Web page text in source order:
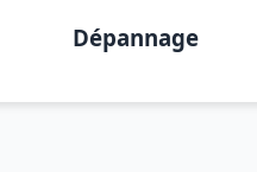
Dépannage